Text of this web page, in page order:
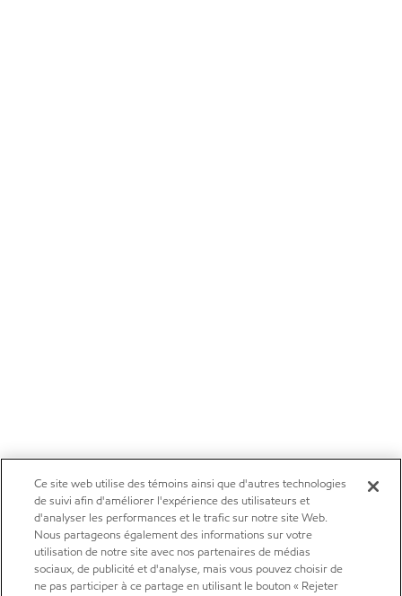
Ce site web utilise des témoins ainsi que d'autres technologies
de suivi afin d'améliorer l'expérience des utilisateurs et
d'analyser les performances et le trafic sur notre site Web.
Nous partageons également des informations sur votre
utilisation de notre site avec nos partenaires de médias
sociaux, de publicité et d'analyse, mais vous pouvez choisir de
ne pas participer à ce partage en utilisant le bouton « Rejeter